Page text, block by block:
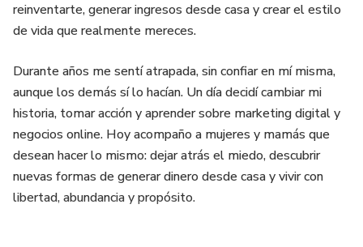
ocupadas y poco tiempo, que quieren resultados reales. No
necesitas experiencia previa ni conocimientos técnicos, solo
Mi promesa: Si aplicas lo que aprenderás aquí, podrás
conseguir tu primer ingreso online en 30 días y, más
importante aún, ganar la confianza para seguir creciendo.
📌 Tu momento no es mañana, es hoy. Empieza ahora y
crea la vida que mereces.
reinventarte, generar ingresos desde casa y crear el estilo
de vida que realmente mereces.
Durante años me sentí atrapada, sin confiar en mí misma,
aunque los demás sí lo hacían. Un día decidí cambiar mi
historia, tomar acción y aprender sobre marketing digital y
negocios online. Hoy acompaño a mujeres y mamás que
desean hacer lo mismo: dejar atrás el miedo, descubrir
nuevas formas de generar dinero desde casa y vivir con
libertad, abundancia y propósito.